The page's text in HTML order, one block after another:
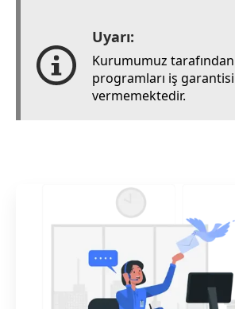
Uyarı:
Kurumumuz
programları iş garantisi
vermemektedir.